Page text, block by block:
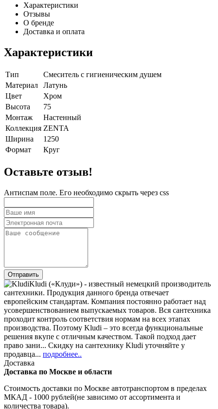
Характеристики
Отзывы
О бренде
Доставка и оплата
Характеристики
Тип
Смеситель с гигиеническим душем
Материал
Латунь
Цвет
Хром
Высота
75
Монтаж
Настенный
Коллекция ZENTA
Ширина
1250
Формат
Круг
Оставьте отзыв!
Антиспам поле. Его необходимо скрыть через css
Kludi («Клуди») - известный немецкий производитель
сантехники. Продукция данного бренда отвечает
европейским стандартам. Компания постоянно работает над
усовершенствованием выпускаемых товаров. Вся сантехника
проходит контроль соответствия нормам на всех этапах
производства. Поэтому Kludi – это всегда функциональные
решения вкупе с отличным качеством. Такой подход дает
право зани... Скидку на сантехнику Kludi уточняйте у
продавца... подробнее..
Доставка
Доставка по Москве и области
Стоимость доставки по Москве автотранспортом в пределах
МКАД - 1000 рублей(не зависимо от ассортимента и
количества товара).